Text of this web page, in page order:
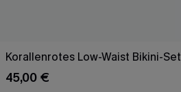
Korallenrotes Low-Waist Bikini-Set
45,00 €